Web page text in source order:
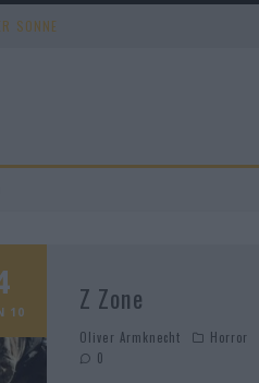
SONNE
10 Z Zone
Oliver Armknecht Horror
0